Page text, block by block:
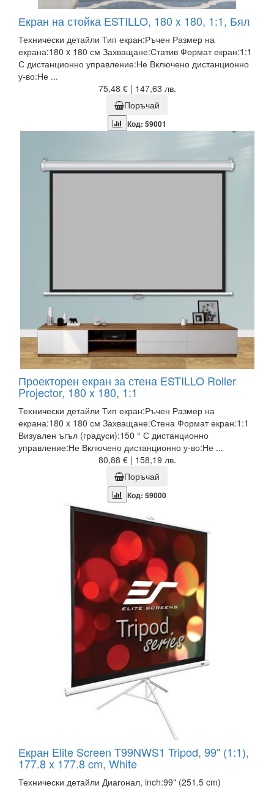
Екран на стойка ESTILLO, 180 x 180, 1:1, Бял
Технически детайли Тип екран:Ръчен Размер на
екрана:180 x 180 см Захващане:Статив Формат екран:1:1
С дистанционно управление:Не Включено дистанционно
у-во:Не ...
75,48 € | 147,63 лв.
Поръчай
Код: 59001
Проекторен екран за стена ESTILLO Roller
Projector, 180 x 180, 1:1
Технически детайли Тип екран:Ръчен Размер на
екрана:180 x 180 см Захващане:Стена Формат екран:1:1
Визуален ъгъл (градуси):150 ° С дистанционно
управление:Не Включено дистанционно у-во:Не ...
80,88 € | 158,19 лв.
Поръчай
Код: 59000
Екран Elite Screen T99NWS1 Tripod, 99" (1:1),
177.8 x 177.8 cm, White
Технически детайли Диагонал, inch:99" (251.5 cm)